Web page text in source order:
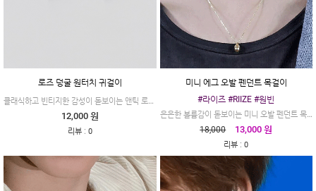
로즈 덩굴 원터치 귀걸이
클래식하고 빈티지한 감성이 돋보이는 앤틱 로즈 덩굴 원터치 링 귀걸이입니다.
12,000 원
리뷰: 0
미니 에그 오발 펜던트 목걸이
#라이즈 #RIIZE #원빈
은은한 볼륨감이 돋보이는 미니 오발 펜던트 목걸이
18,000
13,000 원
리뷰 :0